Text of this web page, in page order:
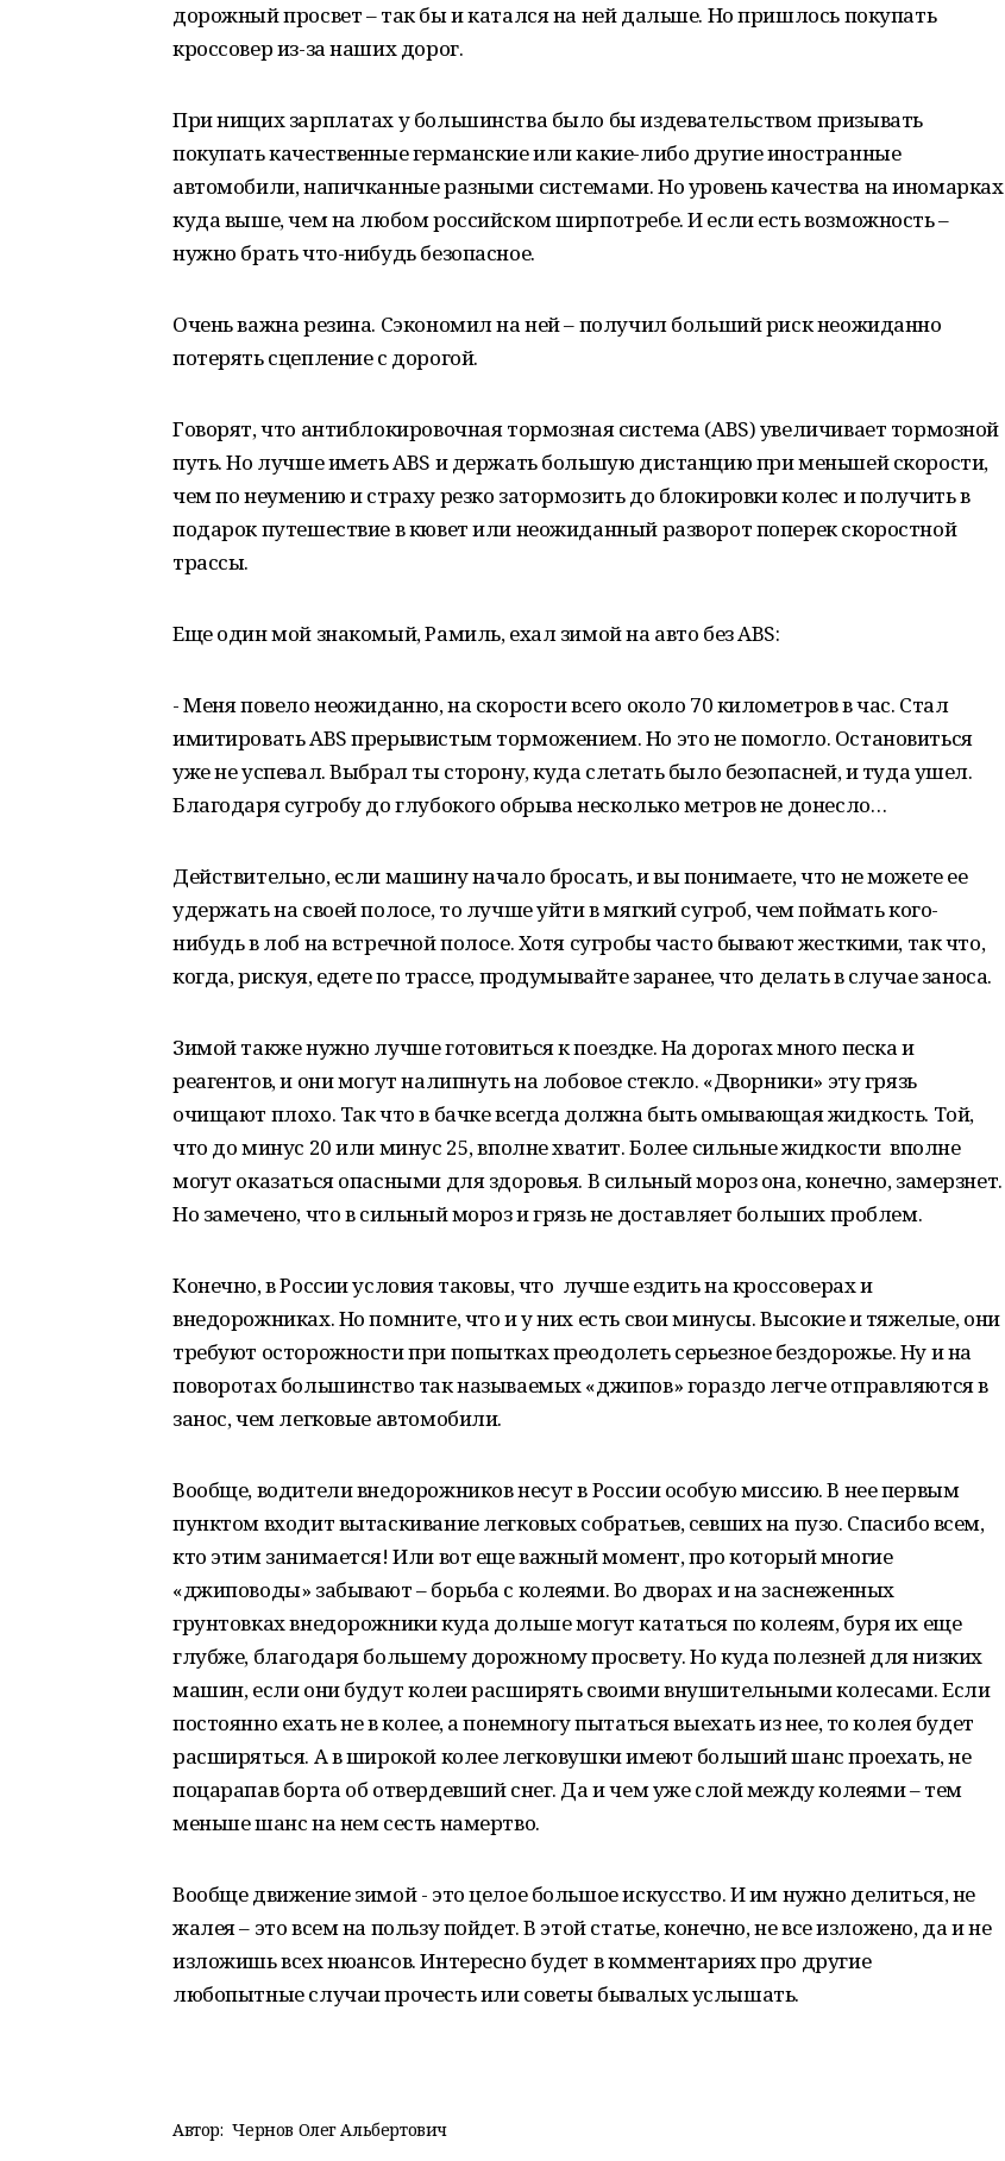
дорожный просвет – так бы и катался на ней дальше. Но пришлось покупать
кроссовер из-за наших дорог.
При нищих зарплатах у большинства было бы издевательством призывать
покупать качественные германские или какие-либо другие иностранные
автомобили, напичканные разными системами. Но уровень качества на иномарках
куда выше, чем на любом российском ширпотребе. И если есть возможность –
нужно брать что-нибудь безопасное.
Очень важна резина. Сэкономил на ней – получил больший риск неожиданно
потерять сцепление с дорогой.
Говорят, что антиблокировочная тормозная система (ABS) увеличивает тормозной
путь. Но лучше иметь ABS и держать большую дистанцию при меньшей скорости,
чем по неумению и страху резко затормозить до блокировки колес и получить в
подарок путешествие в кювет или неожиданный разворот поперек скоростной
трассы.
Еще один мой знакомый, Рамиль, ехал зимой на авто без ABS:
- Меня повело неожиданно, на скорости всего около 70 километров в час. Стал
имитировать ABS прерывистым торможением. Но это не помогло. Остановиться
уже не успевал. Выбрал ты сторону, куда слетать было безопасней, и туда ушел.
Благодаря сугробу до глубокого обрыва несколько метров не донесло…
Действительно, если машину начало бросать, и вы понимаете, что не можете ее
удержать на своей полосе, то лучше уйти в мягкий сугроб, чем поймать кого-
нибудь в лоб на встречной полосе. Хотя сугробы часто бывают жесткими, так что,
когда, рискуя, едете по трассе, продумывайте заранее, что делать в случае заноса.
Зимой также нужно лучше готовиться к поездке. На дорогах много песка и
реагентов, и они могут налипнуть на лобовое стекло. «Дворники» эту грязь
очищают плохо. Так что в бачке всегда должна быть омывающая жидкость. Той,
что до минус 20 или минус 25, вполне хватит. Более сильные жидкости вполне
могут оказаться опасными для здоровья. В сильный мороз она, конечно, замерзнет.
Но замечено, что в сильный мороз и грязь не доставляет больших проблем.
Конечно, в России условия таковы, что лучше ездить на кроссоверах и
внедорожниках. Но помните, что и у них есть свои минусы. Высокие и тяжелые, они
требуют осторожности при попытках преодолеть серьезное бездорожье. Ну и на
поворотах большинство так называемых «джипов» гораздо легче отправляются в
занос, чем легковые автомобили.
Вообще, водители внедорожников несут в России особую миссию. В нее первым
пунктом входит вытаскивание легковых собратьев, севших на пузо. Спасибо всем,
кто этим занимается! Или вот еще важный момент, про который многие
«джиповоды» забывают – борьба с колеями. Во дворах и на заснеженных
грунтовках внедорожники куда дольше могут кататься по колеям, буря их еще
глубже, благодаря большему дорожному просвету. Но куда полезней для низких
машин, если они будут колеи расширять своими внушительными колесами. Если
постоянно ехать не в колее, а понемногу пытаться выехать из нее, то колея будет
расширяться. А в широкой колее легковушки имеют больший шанс проехать, не
поцарапав борта об отвердевший снег. Да и чем уже слой между колеями – тем
меньше шанс на нем сесть намертво.
Вообще движение зимой - это целое большое искусство. И им нужно делиться, не
жалея – это всем на пользу пойдет. В этой статье, конечно, не все изложено, да и не
изложишь всех нюансов. Интересно будет в комментариях про другие
любопытные случаи прочесть или советы бывалых услышать.
Автор: Чернов Олег Альбертович